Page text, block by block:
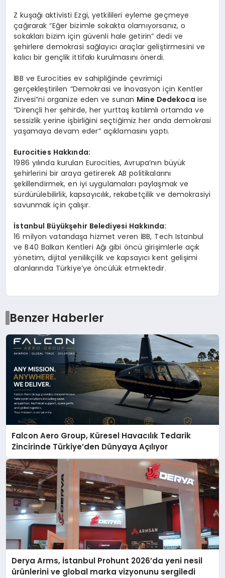
Z kuşağı aktivisti Ezgi, yetkilileri eyleme geçmeye
çağırarak “Eğer bizimle sokakta olamıyorsanız, o
sokakları bizim için güvenli hale getirin” dedi ve
şehirlere demokrasi sağlayıcı araçlar geliştirmesini ve
kalıcı bir gençlik ittifakı kurulmasını önerdi.
İBB ve Eurocities ev sahipliğinde çevrimiçi
gerçekleştirilen “Demokrasi ve İnovasyon için Kentler
Zirvesi”ni organize eden ve sunan Mine Dedekoca ise
“Dirençli her şehirde, her yurttaş katılımlı ortamda ve
sessizlik yerine işbirliğini seçtiğimiz her anda demokrasi
yaşamaya devam eder” açıklamasını yaptı.
Eurocities Hakkında:
1986 yılında kurulan Eurocities, Avrupa’nın büyük
şehirlerini bir araya getirerek AB politikalarını
şekillendirmek, en iyi uygulamaları paylaşmak ve
sürdürülebilirlik, kapsayıcılık, rekabetçilik ve demokrasiyi
savunmak için çalışır.
İstanbul Büyükşehir Belediyesi Hakkında:
16 milyon vatandaşa hizmet veren İBB, Tech Istanbul
ve B40 Balkan Kentleri Ağı gibi öncü girişimlerle açık
yönetim, dijital yenilikçilik ve kapsayıcı kent gelişimi
alanlarında Türkiye’ye öncülük etmektedir.
Benzer Haberler
Falcon Aero Group, Küresel Havacılık Tedarik
Zincirinde Türkiye’den Dünyaya Açılıyor
Derya Arms, İstanbul Prohunt 2026’da yeni nesil
ürünlerini ve global marka vizyonunu sergiledi